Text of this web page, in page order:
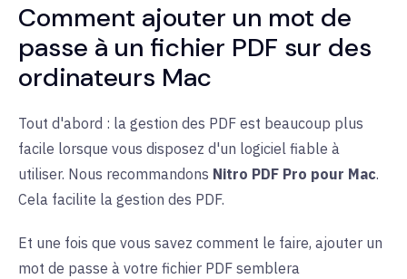
Comment ajouter un mot de
passe à un fichier PDF sur des
ordinateurs Mac
Tout d'abord : la gestion des PDF est beaucoup plus
facile lorsque vous disposez d'un logiciel fiable à
utiliser. Nous recommandons Nitro PDF Pro pour Mac.
Cela facilite la gestion des PDF.
Et une fois que vous savez comment le faire, ajouter un
mot de passe à votre fichier PDF semblera